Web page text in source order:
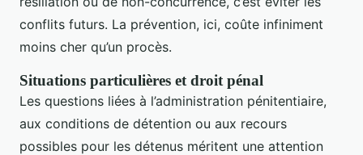
conflits futurs. La prévention, ici, coûte infiniment
moins cher qu’un procès.
Situations particulières et droit pénal
Les questions liées à l’administration pénitentiaire,
aux conditions de détention ou aux recours
possibles pour les détenus méritent une attention